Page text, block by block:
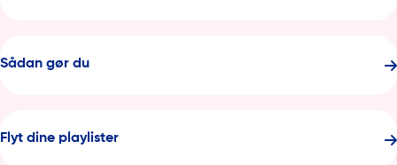
Sådan gør du
Flyt dine playlister